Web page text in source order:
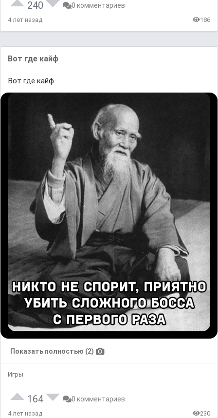
240 0 комментариев
4 лет назад 186
Вот где кайф
Вот где кайф
Показать полностью (2)
Игры
164 0 комментариев
4 лет назад 230